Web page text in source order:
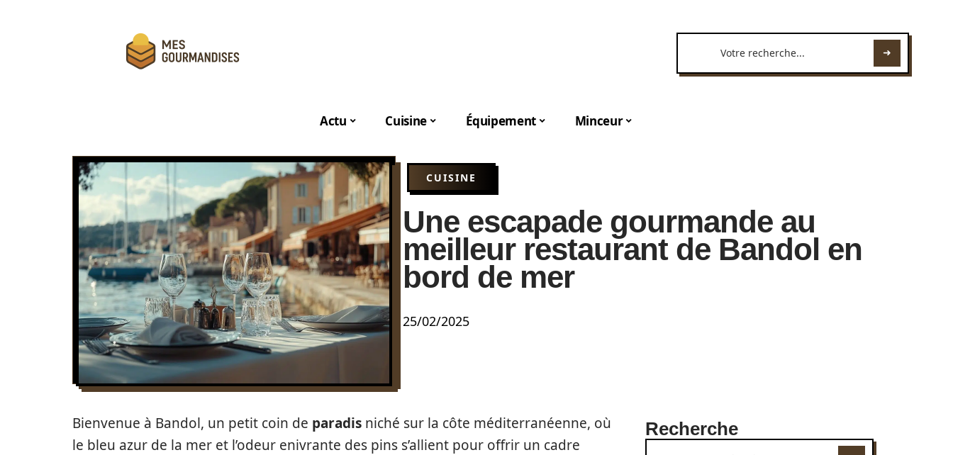
Actu Cuisine Équipement Minceur
CUISINE
Une escapade gourmande au
meilleur restaurant de Bandol en
bord de mer
25/02/2025
Bienvenue à Bandol, un petit coin de paradis niché sur la côte méditerranéenne, où
le bleu azur de la mer et l’odeur enivrante des pins s’allient pour offrir un cadre
Recherche